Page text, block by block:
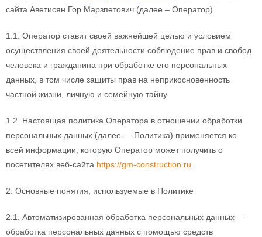
сайта Аветисян Гор Марзпетович (далее – Оператор).
1.1. Оператор ставит своей важнейшей целью и условием
осуществления своей деятельности соблюдение прав и свобод
человека и гражданина при обработке его персональных
данных, в том числе защиты прав на неприкосновенность
частной жизни, личную и семейную тайну.
1.2. Настоящая политика Оператора в отношении обработки
персональных данных (далее — Политика) применяется ко
всей информации, которую Оператор может получить о
посетителях веб-сайта https://gm-construction.ru
2. Основные понятия, используемые в Политике
2.1. Автоматизированная обработка персональных данных —
обработка персональных данных с помощью средств